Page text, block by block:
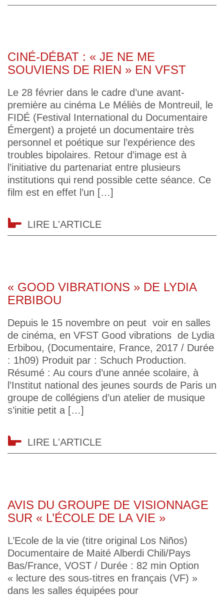
CINÉ-DÉBAT : « JE NE ME
SOUVIENS DE RIEN » EN VFST
Le 28 février dans le cadre d’une avant-
première au cinéma Le Méliès de Montreuil, le
FIDÉ (Festival International du Documentaire
Émergent) a projeté un documentaire très
personnel et poétique sur l’expérience des
troubles bipolaires. Retour d’image est à
l’initiative du partenariat entre plusieurs
institutions qui rend possible cette séance. Ce
film est en effet l’un […]
LIRE L'ARTICLE
« GOOD VIBRATIONS » DE LYDIA
ERBIBOU
Depuis le 15 novembre on peut voir en salles
de cinéma, en VFST Good vibrations de Lydia
Erbibou, (Documentaire, France, 2017 / Durée
: 1h09) Produit par : Schuch Production.
Résumé : Au cours d’une année scolaire, à
l’Institut national des jeunes sourds de Paris un
groupe de collégiens d’un atelier de musique
s’initie petit a […]
LIRE L'ARTICLE
AVIS DU GROUPE DE VISIONNAGE
SUR « L’ÉCOLE DE LA VIE »
L’Ecole de la vie (titre original Los Niños)
Documentaire de Maité Alberdi Chili/Pays
Bas/France, VOST / Durée : 82 min Option
« lecture des sous-titres en français (VF) »
dans les salles équipées pour